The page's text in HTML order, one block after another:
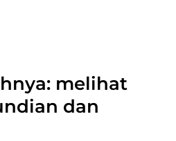
melihat
dan